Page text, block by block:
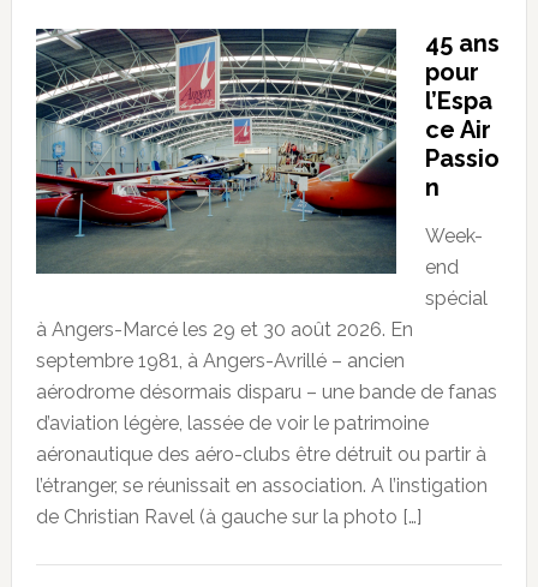
45 ans
pour
l’Espa
ce Air
Passio
n
Week-
end
spécial
à Angers-Marcé les 29 et 30 août 2026. En
septembre 1981, à Angers-Avrillé – ancien
aérodrome désormais disparu – une bande de fanas
d’aviation légère, lassée de voir le patrimoine
aéronautique des aéro-clubs être détruit ou partir à
l’étranger, se réunissait en association. A l’instigation
de Christian Ravel (à gauche sur la photo […]